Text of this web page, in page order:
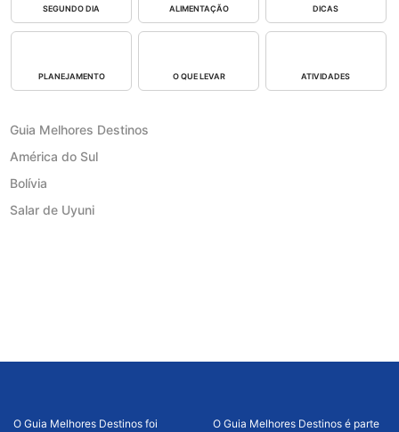
SEGUNDO DIA ALIMENTAÇÃO DICAS
PLANEJAMENTO O QUE LEVAR ATIVIDADES
Guia Melhores Destinos
América do Sul
Bolívia
Salar de Uyuni
O Guia Melhores Destinos foi
O Guia Melhores Destinos é parte